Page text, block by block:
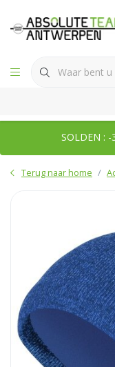
SOLDEN :
Terug naar home